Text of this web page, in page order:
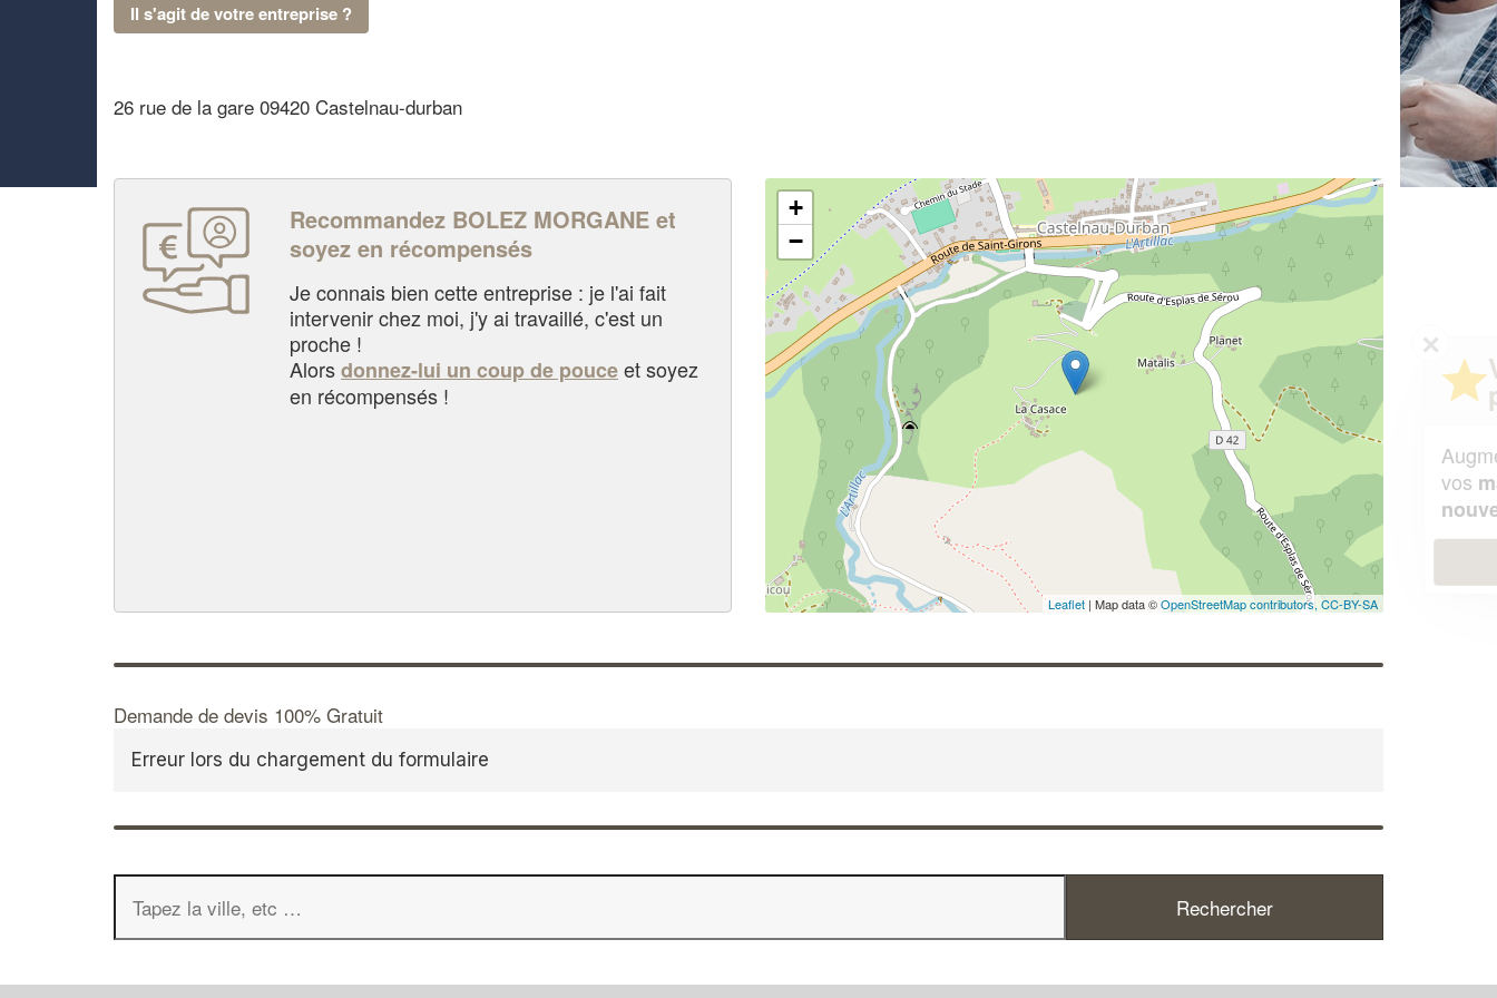
Il s'agit de votre entreprise ?
26 rue de la gare 09420 Castelnau-durban
Recommandez BOLEZ MORGANE et
soyez en récompensés
Je connais bien cette entreprise : je l'ai fait
intervenir chez moi, j'y ai travaillé, c'est un
proche !
Alorsdonnez-lui un coup de pouceet soyez
en récompensés !
+
−
Leaflet | Map data ©OpenStreetMap contributors, CC-BY-SA
Demande de devis 100% Gratuit
Erreur lors du chargement du formulaire
Vous êtes un
professionnel ?
Augmentez votre chiffre d'affaireset
margestout en gagnant de
nouveaux clients
En savoir plus